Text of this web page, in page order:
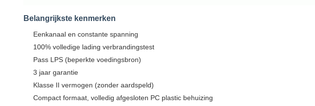
Belangrijkste kenmerken
Eenkanaal en constante spanning
100% volledige lading verbrandingstest
Pass LPS (beperkte voedingsbron)
3 jaar garantie
Klasse II vermogen (zonder aardspeld)
Compact formaat, volledig afgesloten PC plastic behuizing